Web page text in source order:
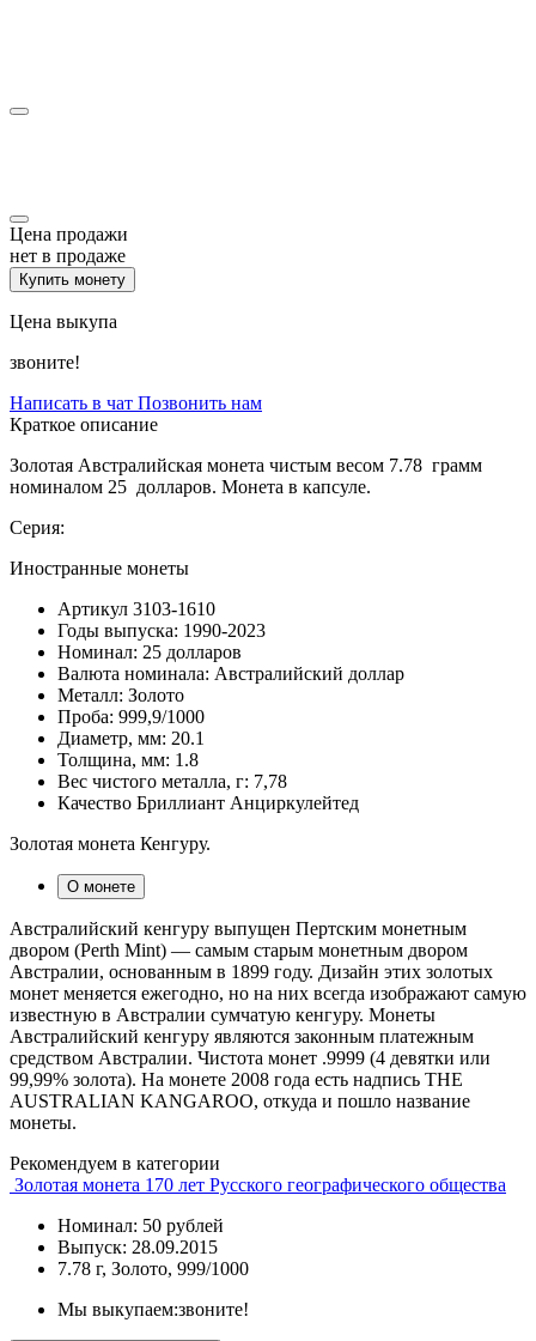
Цена продажи
нет в продаже
Купить монету
Цена выкупа
звоните!
Написать в чат Позвонить нам
Краткое описание
Золотая Австралийская монета чистым весом 7.78 грамм
номиналом 25 долларов. Монета в капсуле.
Серия:
Иностранные монеты
Артикул 3103-1610
Годы выпуска: 1990-2023
Номинал: 25 долларов
Валюта номинала: Австралийский доллар
Металл: Золото
Проба: 999,9/1000
Диаметр, мм: 20.1
Толщина, мм: 1.8
Вес чистого металла, г: 7,78
Качество Бриллиант Анциркулейтед
Золотая монета Кенгуру.
О монете
Австралийский кенгуру выпущен Пертским монетным
двором (Perth Mint) — самым старым монетным двором
Австралии, основанным в 1899 году. Дизайн этих золотых
монет меняется ежегодно, но на них всегда изображают самую
известную в Австралии сумчатую кенгуру. Монеты
Австралийский кенгуру являются законным платежным
средством Австралии. Чистота монет .9999 (4 девятки или
99,99% золота). На монете 2008 года есть надпись THE
AUSTRALIAN KANGAROO, откуда и пошло название
монеты.
Рекомендуем в категории
Золотая монета 170 лет Русского географического общества
Номинал: 50 рублей
Выпуск: 28.09.2015
7.78 г, Золото, 999/1000
Мы выкупаем:звоните!